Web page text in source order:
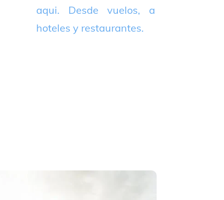
aqui. Desde vuelos, a
hoteles y restaurantes.